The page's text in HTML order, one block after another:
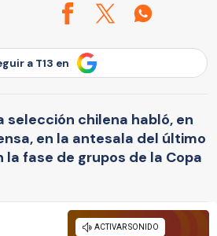
a T13 en
selección chilena habló, en
en la antesala del último
la fase de grupos de la Copa